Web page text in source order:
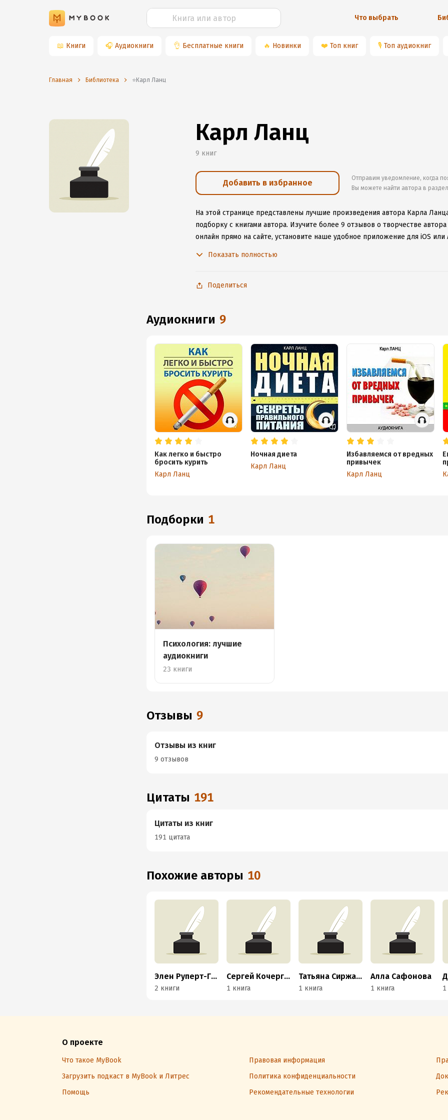
Что выбрать
📖 Книги 🎧 Аудиокниги 👌 Бесплатные книги 🔥 Новинки ❤️ Топ книг 🎙 Топ аудиокниг
Главная Библиотека ⭐️Карл Ланц
Карл Ланц
9 книг
Добавить в избранное
Отправим уведомление, когда
Вы можете найти автора в
На этой странице представлены лучшие произведения автора Карла
подборку с книгами автора. Изучите более 9 отзывов о творчестве
онлайн прямо на сайте, установите наше удобное приложение для iOS
Показать полностью
Поделиться
аудиокниги 9
Как легко и быстро
бросить курить
Карл Ланц
Ночная диета
Карл Ланц
Избавляемся от вредных
привычек
Карл Ланц
Подборки 1
Психология: лучшие
аудиокниги
23 книги
Отзывы 9
Отзывы из книг
9 отзывов
Цитаты 191
Цитаты из книг
191 цитата
Похожие авторы 10
Элен Руперт-Грин
2 книги
Сергей Кочергин
1 книга
Татьяна Сиржант
1 книга
Алла Сафонова
1 книга 1
О проекте
Что такое MyBook Правовая информация
Загрузить подкаст в MyBook и Литрес
Политика конфиденциальности
Помощь
Рекомендательные технологии